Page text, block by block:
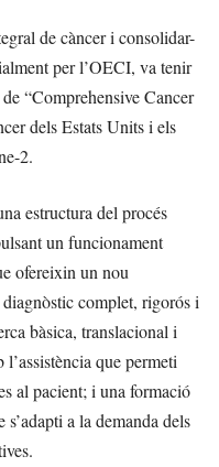
de càncer i consolidar-
per l’OECI, va tenir
“Comprehensive Cancer
dels Estats Units i els
2.
estructura del procés
un funcionament
ofereixin un nou
complet, rigorós i
bàsica, translacional i
que permeti
al pacient; i una formació
a la demanda dels